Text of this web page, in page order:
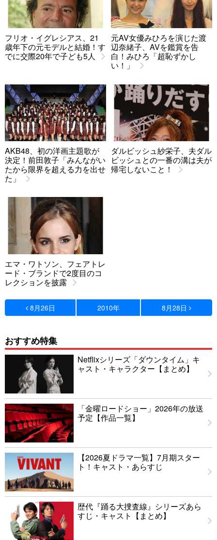
フリオ・イグレシアス、21
歳年下の元モデルと結婚！す
でに交際20年で子ども5人
元AV女優みひろを演じた渡
辺奈緒子、AVを鑑賞を告
白！みひろ「超恥ずかし
い！」
AKB48、初の洋画主題歌が
決定！前田敦子「みんながい
たから限界を超える力を出せ
た」
ダルビッシュ紗栄子、夫ダル
ビッシュとの一番の溝は夫が
帰宅しないこと！
エマ・ワトソン、フェアトレ
ード・ブランドで2度目のコ
レクションを披露
8月26日 2010年 8月28日
おすすめ特集
Netflixシリーズ「ダウンタイム」キ
ャスト・キャラクター【まとめ】
「金曜ロードショー」2026年の放送
予定【作品一覧】
【2026夏ドラマ一覧】7月期スター
ト！キャスト・あらすじ
歴代『踊る大捜査線』シリーズあら
すじ・キャスト【まとめ】